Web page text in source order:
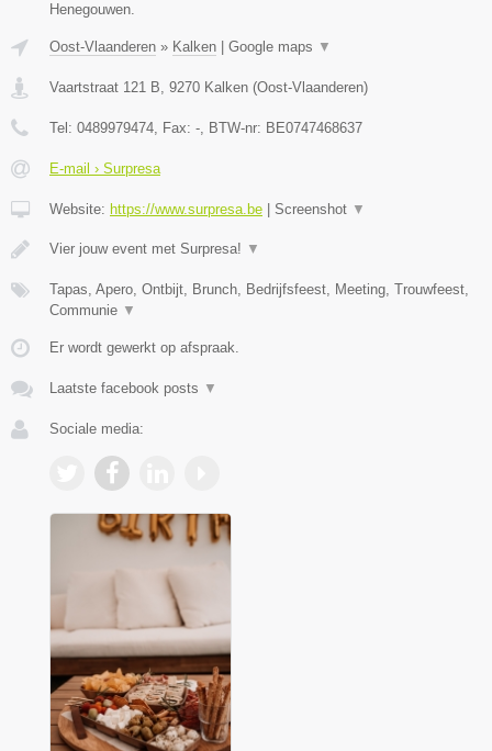
Henegouwen.
Oost-Vlaanderen » Kalken Google maps ▼
Vaartstraat 121 B, 9270 Kalken (Oost-Vlaanderen)
Tel: 0489979474, Fax: -, BTW-nr: BE0747468637
E-mail › Surpresa
Website: https://www.surpresa.be Screenshot ▼
Vier jouw event met Surpresa! ▼
Tapas, Apero, Ontbijt, Brunch, Bedrijfsfeest, Meeting, Trouwfeest,
Communie ▼
Er wordt gewerkt op afspraak.
Laatste facebook posts ▼
Sociale media: